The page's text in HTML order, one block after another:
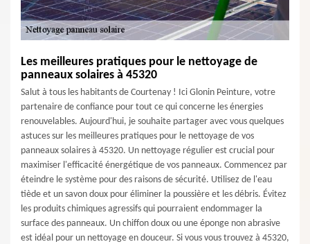
Les meilleures pratiques pour le nettoyage de
panneaux solaires à 45320
Salut à tous les habitants de Courtenay ! Ici Glonin Peinture, votre
partenaire de confiance pour tout ce qui concerne les énergies
renouvelables. Aujourd'hui, je souhaite partager avec vous quelques
astuces sur les meilleures pratiques pour le nettoyage de vos
panneaux solaires à 45320. Un nettoyage régulier est crucial pour
maximiser l'efficacité énergétique de vos panneaux. Commencez par
éteindre le système pour des raisons de sécurité. Utilisez de l'eau
tiède et un savon doux pour éliminer la poussière et les débris. Évitez
les produits chimiques agressifs qui pourraient endommager la
surface des panneaux. Un chiffon doux ou une éponge non abrasive
est idéal pour un nettoyage en douceur. Si vous vous trouvez à 45320,